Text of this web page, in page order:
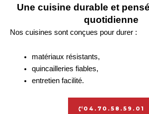
Une cuisine durable et
quotidienne
Nos cuisines sont conçues pour durer :
matériaux résistants,
quincailleries fiables,
entretien facilité.
04.70.58.59.01